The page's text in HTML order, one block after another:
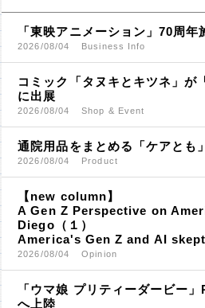
「東映アニメーション」70周年
2026/08/04 Business Info
コミック「タヌキとキツネ」が
に出展
2026/08/04 Shop & Event
通院用品をまとめる「ケアとも
2026/08/04 Product
【new column】
A Gen Z Perspective on
Diego（１）
America's Gen Z and AI
2026/08/04 Opinion
「ウマ娘 プリティーダービー
へ上陸